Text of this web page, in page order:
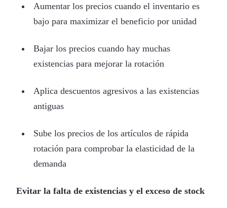
Aumentar los precios cuando el inventario es
bajo para maximizar el beneficio por unidad
Bajar los precios cuando hay muchas
existencias para mejorar la rotación
Aplica descuentos agresivos a las existencias
antiguas
Sube los precios de los artículos de rápida
rotación para comprobar la elasticidad de la
demanda
Evitar la falta de existencias y el exceso de stock